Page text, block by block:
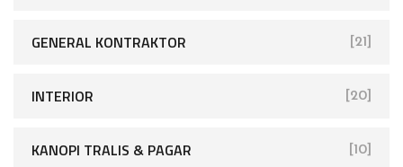
GENERAL KONTRAKTOR [21]
INTERIOR [20]
KANOPI TRALIS & PAGAR [10]